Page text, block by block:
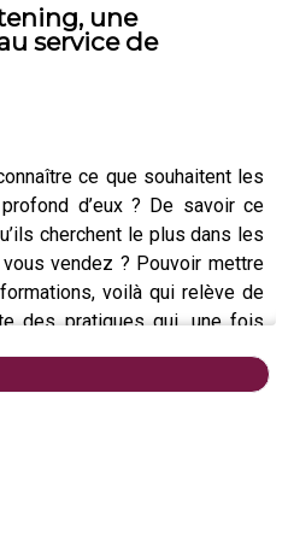
une
service de
ce que souhaitent les
d’eux ? De savoir ce
cherchent le plus dans les
vendez ? Pouvoir mettre
voilà qui relève de
des pratiques qui, une fois
une grande partie de
social listening et du search